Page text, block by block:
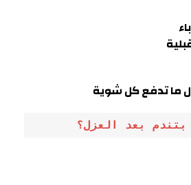
ما تدفع كل شوية
بعد العزل؟